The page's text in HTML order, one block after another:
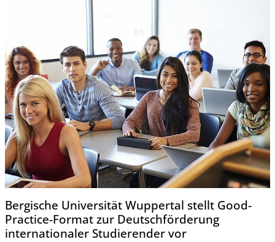
Bergische Universität Wuppertal stellt Good-
Practice-Format zur Deutschförderung
internationaler Studierender vor